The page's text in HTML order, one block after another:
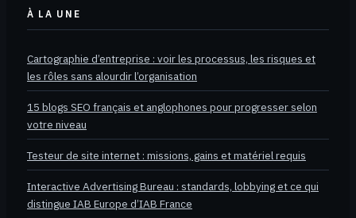
À LA UNE
Cartographie d’entreprise : voir les processus, les risques et
les rôles sans alourdir l’organisation
15 blogs SEO français et anglophones pour progresser selon
votre niveau
Testeur de site internet : missions, gains et matériel requis
Interactive Advertising Bureau : standards, lobbying et ce qui
distingue IAB Europe d’IAB France